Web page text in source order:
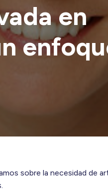
en
sobre la necesidad de